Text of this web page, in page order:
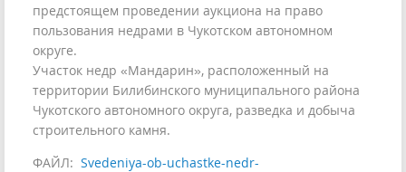
предстоящем проведении аукциона на право
пользования недрами в Чукотском автономном
округе.
Участок недр «Мандарин», расположенный на
территории Билибинского муниципального района
Чукотского автономного округа, разведка и добыча
строительного камня.
ФАЙЛ: Svedeniya-ob-uchastke-nedr-